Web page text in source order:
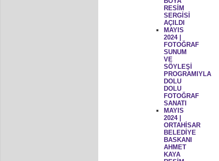
RESİM
SERGİSİ
AÇILDI
MAYIS
2024 |
FOTOĞRAF
SUNUM
VE
SÖYLEŞİ
PROGRAMIYLA
DOLU
DOLU
FOTOĞRAF
SANATI
MAYIS
2024 |
ORTAHİSAR
BELEDİYE
BASKANI
AHMET
KAYA